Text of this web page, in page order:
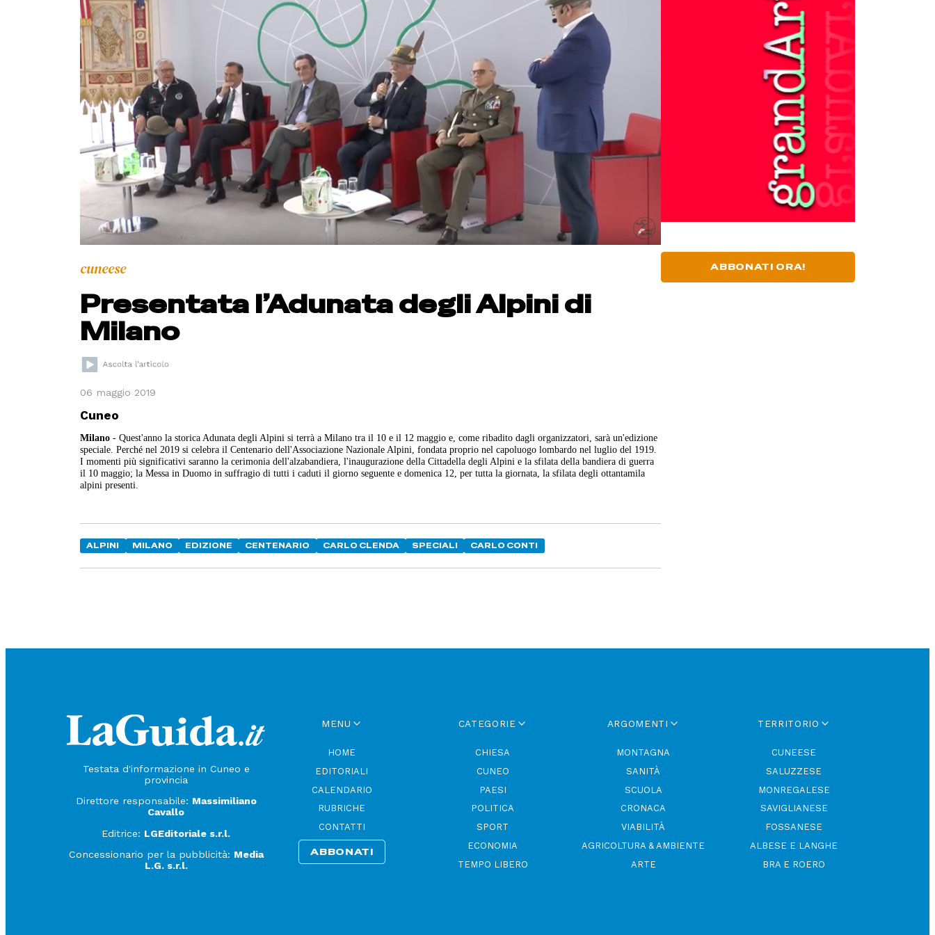
cuneese
Presentata l’Adunata degli Alpini di
Milano
06 maggio 2019
Cuneo
Milano - Quest'anno la storica Adunata degli Alpini si terrà a Milano tra il 10 e il 12 maggio e, come ribadito dagli organizzatori, sarà un'edizione
speciale. Perché nel 2019 si celebra il Centenario dell'Associazione Nazionale Alpini, fondata proprio nel capoluogo lombardo nel luglio del 1919.
I momenti più significativi saranno la cerimonia dell'alzabandiera, l'inaugurazione della Cittadella degli Alpini e la sfilata della bandiera di guerra
il 10 maggio; la Messa in Duomo in suffragio di tutti i caduti il giorno seguente e domenica 12, per tutta la giornata, la sfilata degli ottantamila
alpini presenti.
ALPINI MILANO EDIZIONE CENTENARIO CARLO CLENDA SPECIALI CARLO CONTI
ABBONATI ORA!
Testata d'informazione in Cuneo e
provincia
Direttore responsabile: Massimiliano
Cavallo
Editrice: LGEditoriale s.r.l.
Concessionario per la pubblicità: Media
L.G. s.r.l.
MENU
HOME
EDITORIALI
CALENDARIO
RUBRICHE
CONTATTI
ABBONATI
CATEGORIE
CHIESA
CUNEO
PAESI
POLITICA
SPORT
ECONOMIA
TEMPO LIBERO
ARGOMENTI
MONTAGNA
SANITÀ
SCUOLA
CRONACA
VIABILITÀ
AGRICOLTURA & AMBIENTE
ARTE
TERRITORIO
CUNEESE
SALUZZESE
MONREGALESE
SAVIGLIANESE
FOSSANESE
ALBESE E LANGHE
BRA E ROERO